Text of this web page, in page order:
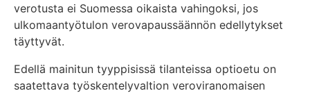
verotusta ei Suomessa oikaista vahingoksi, jos
ulkomaantyötulon verovapaussäännön edellytykset
täyttyvät.
Edellä mainitun tyyppisissä tilanteissa optioetu on
saatettava työskentelyvaltion veroviranomaisen